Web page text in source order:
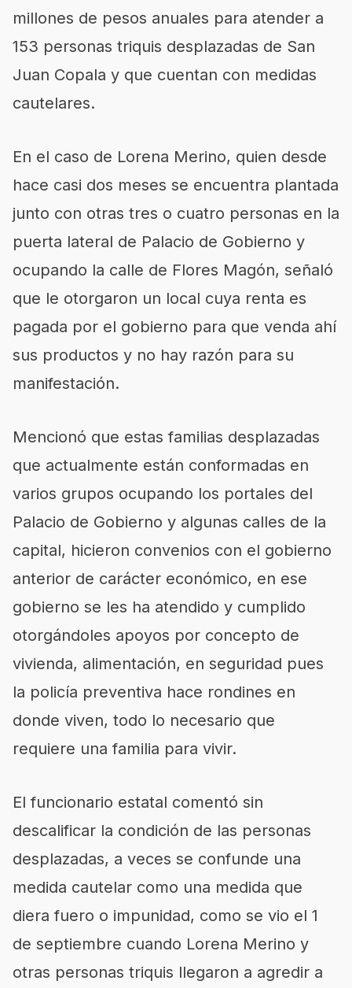
millones de pesos anuales para atender a
153 personas triquis desplazadas de San
Juan Copala y que cuentan con medidas
cautelares.
En el caso de Lorena Merino, quien desde
hace casi dos meses se encuentra plantada
junto con otras tres o cuatro personas en la
puerta lateral de Palacio de Gobierno y
ocupando la calle de Flores Magón, señaló
que le otorgaron un local cuya renta es
pagada por el gobierno para que venda ahí
sus productos y no hay razón para su
manifestación.
Mencionó que estas familias desplazadas
que actualmente están conformadas en
varios grupos ocupando los portales del
Palacio de Gobierno y algunas calles de la
capital, hicieron convenios con el gobierno
anterior de carácter económico, en ese
gobierno se les ha atendido y cumplido
otorgándoles apoyos por concepto de
vivienda, alimentación, en seguridad pues
la policía preventiva hace rondines en
donde viven, todo lo necesario que
requiere una familia para vivir.
El funcionario estatal comentó sin
descalificar la condición de las personas
desplazadas, a veces se confunde una
medida cautelar como una medida que
diera fuero o impunidad, como se vio el 1
de septiembre cuando Lorena Merino y
otras personas triquis llegaron a agredir a